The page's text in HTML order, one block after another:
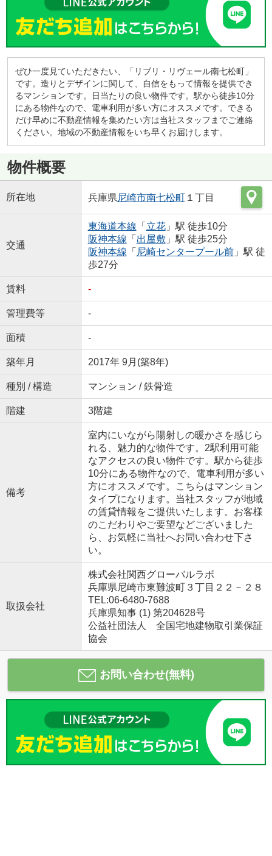
ぜひ一度見ていただきたい、「リブリ・リヴェール南七松町」
です。造りとデザインに関して、自信をもって情報を提供でき
るマンションです。日当たりの良い物件です。駅から徒歩10分
にある物件なので、電車利用が多い方にオススメです。できる
だけ早めに不動産情報を集めたい方は当社スタッフまでご連絡
ください。地域の不動産情報をいち早くお届けします。
物件概要
所在地 兵庫県尼崎市南七松町１丁目
交通
東海道本線 「 立花」駅 徒歩10分
阪神本線 「 出屋敷 」駅 徒歩25分
阪神本線 「 尼崎センタープール前」駅 徒
歩27分
賃料 -
管理費等 -
面積 -
築年月 2017年 9月(築8年)
種別 / 構造 マンション / 鉄骨造
階建 3階建
備考
室内にいながら陽射しの暖かさを感じら
れる、魅力的な物件です。2駅利用可能
なアクセスの良い物件です。駅から徒歩
10分にある物件なので、電車利用が多い
方にオススメです。こちらはマンション
タイプになります。当社スタッフが地域
の賃貸情報をご提供いたします。お客様
のこだわりやご要望などございました
ら、お気軽に当社へお問い合わせ下さ
い。
取扱会社
株式会社関西グローバルラボ
兵庫県尼崎市東難波町３丁目２２－２８
TEL:06-6480-7688
兵庫県知事 (1) 第204628号
公益社団法人 全国宅地建物取引業保証
協会
お問い合わせ(無料)